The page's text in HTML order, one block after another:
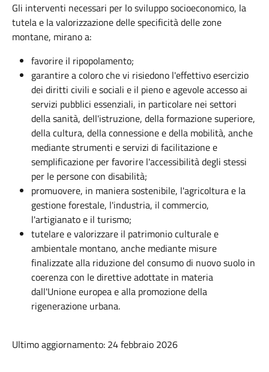
Gli interventi necessari per lo sviluppo socioeconomico, la
tutela e la valorizzazione delle specificità delle zone
montane, mirano a:
favorire il ripopolamento;
garantire a coloro che vi risiedono l'effettivo esercizio
dei diritti civili e sociali e il pieno e agevole accesso ai
servizi pubblici essenziali, in particolare nei settori
della sanità, dell'istruzione, della formazione superiore,
della cultura, della connessione e della mobilità, anche
mediante strumenti e servizi di facilitazione e
semplificazione per favorire l'accessibilità degli stessi
per le persone con disabilità;
promuovere, in maniera sostenibile, l'agricoltura e la
gestione forestale, l'industria, il commercio,
l'artigianato e il turismo;
tutelare e valorizzare il patrimonio culturale e
ambientale montano, anche mediante misure
finalizzate alla riduzione del consumo di nuovo suolo in
coerenza con le direttive adottate in materia
dall'Unione europea e alla promozione della
rigenerazione urbana.
Ultimo aggiornamento: 24 febbraio 2026